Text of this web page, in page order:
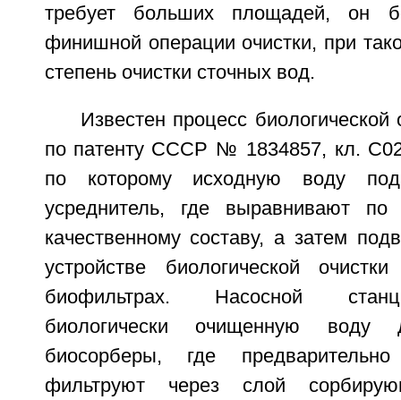
требует больших площадей, он
финишной операции очистки, при
степень очистки сточных вод.
Известен процесс биологической
по патенту СССР № 1834857, кл.
по которому исходную воду
усреднитель, где выравнивают по
качественному составу, а затем
устройстве биологической
биофильтрах. Насосной
биологически очищенную
биосорберы, где
фильтруют через слой